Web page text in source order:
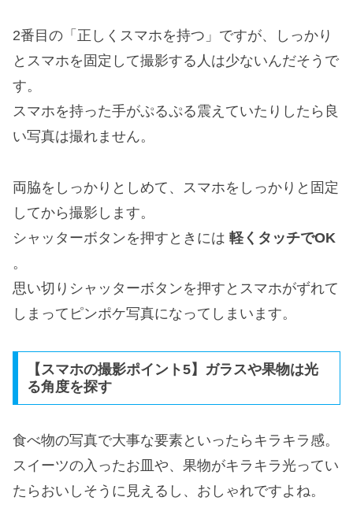
2番目の「正しくスマホを持つ」ですが、しっかり
とスマホを固定して撮影する人は少ないんだそうで
す。
スマホを持った手がぷるぷる震えていたりしたら良
い写真は撮れません。
両脇をしっかりとしめて、スマホをしっかりと固定
してから撮影します。
シャッターボタンを押すときには 軽くタッチでOK
。
思い切りシャッターボタンを押すとスマホがずれて
しまってピンポケ写真になってしまいます。
【スマホの撮影ポイント5】ガラスや果物は光
る角度を探す
食べ物の写真で大事な要素といったらキラキラ感。
スイーツの入ったお皿や、果物がキラキラ光ってい
たらおいしそうに見えるし、おしゃれですよね。